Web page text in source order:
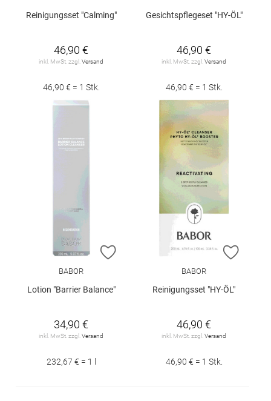
Reinigungsset "Calming"
46,90 €
inkl. MwSt. zzgl. Versand
46,90 € = 1 Stk.
Gesichtspflegeset "HY-ÖL"
46,90 €
inkl. MwSt. zzgl. Versand
46,90 € = 1 Stk.
ZUR WUNSCHLISTE HINZUFÜGEN
BABOR
Lotion "Barrier Balance"
34,90 €
inkl. MwSt. zzgl. Versand
232,67 € = 1 l
ZUR
BABOR
Reinigungsset "HY-ÖL"
46,90 €
inkl. MwSt. zzgl. Versand
46,90 € = 1 Stk.